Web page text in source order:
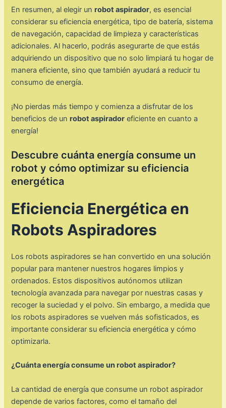
En resumen, al elegir un robot aspirador, es esencial
considerar su eficiencia energética, tipo de batería, sistema
de navegación, capacidad de limpieza y características
adicionales. Al hacerlo, podrás asegurarte de que estás
adquiriendo un dispositivo que no solo limpiará tu hogar de
manera eficiente, sino que también ayudará a reducir tu
consumo de energía.
¡No pierdas más tiempo y comienza a disfrutar de los
beneficios de un robot aspirador eficiente en cuanto a
energía!
Descubre cuánta energía consume un
robot y cómo optimizar su eficiencia
energética
Eficiencia Energética en
Robots Aspiradores
Los robots aspiradores se han convertido en una solución
popular para mantener nuestros hogares limpios y
ordenados. Estos dispositivos autónomos utilizan
tecnología avanzada para navegar por nuestras casas y
recoger la suciedad y el polvo. Sin embargo, a medida que
los robots aspiradores se vuelven más sofisticados, es
importante considerar su eficiencia energética y cómo
optimizarla.
¿Cuánta energía consume un robot aspirador?
La cantidad de energía que consume un robot aspirador
depende de varios factores, como el tamaño del